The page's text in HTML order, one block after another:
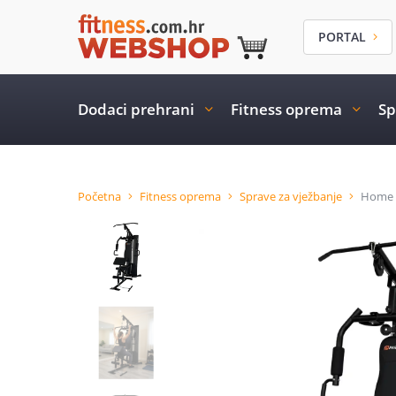
PORTAL
Dodaci prehrani Fitness oprema
Početna Fitness oprema Sprave za vježbanje Home